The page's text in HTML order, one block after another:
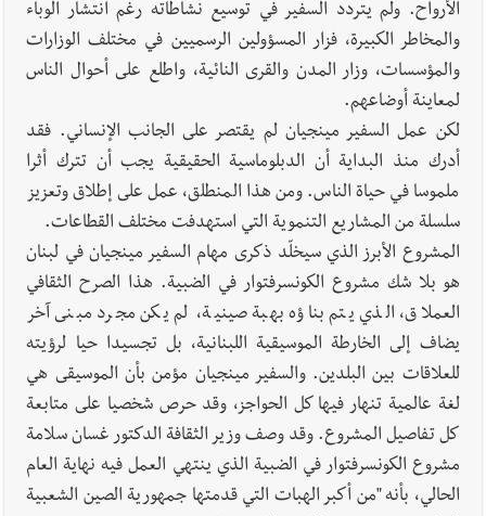
الأرواح. ولم يتردد السفير في توسيع نشاطاته رغم انتشار الوباء
والمخاطر الكبيرة، فزار المسؤولين الرسميين في مختلف الوزارات
والمؤسسات، وزار المدن والقرى النائية، واطلع على أحوال الناس
لمعاينة أوضاعهم.
لكن عمل السفير مينجيان لم يقتصر على الجانب الإنساني. فقد
أدرك منذ البداية أن الدبلوماسية الحقيقية يجب أن تترك أثرا
ملموسا في حياة الناس. ومن هذا المنطلق، عمل على إطلاق وتعزيز
سلسلة من المشاريع التنموية التي استهدفت مختلف القطاعات.
المشروع الأبرز الذي سيخلّد ذكرى مهام السفير مينجيان في لبنان
هو بلا شك مشروع الكونسرفتوار في الضبية. هذا الصرح الثقافي
العملاق، الذي يتم بناؤه بهبة صينية، لم يكن مجرد مبنى آخر
يضاف إلى الخارطة الموسيقية اللبنانية، بل تجسيدا حيا لرؤيته
للعلاقات بين البلدين. والسفير مينجيان مؤمن بأن الموسيقى هي
لغة عالمية تنهار فيها كل الحواجز، وقد حرص شخصيا على متابعة
كل تفاصيل المشروع. وقد وصف وزير الثقافة الدكتور غسان سلامة
مشروع الكونسرفتوار في الضبية الذي ينتهي العمل فيه نهاية العام
الحالي، بأنه "من أكبر الهبات التي قدمتها جمهورية الصين الشعبية